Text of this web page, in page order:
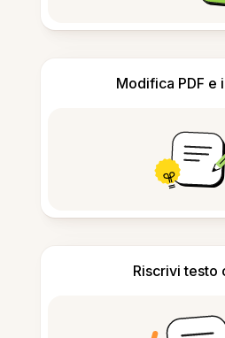
Modifica PDF e
Riscrivi testo